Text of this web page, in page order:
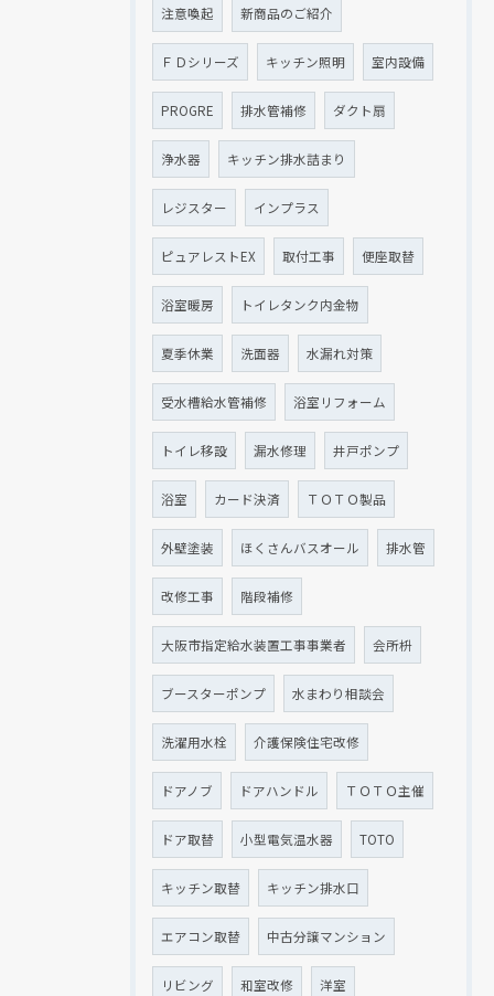
注意喚起 新商品のご紹介
ＦＤシリーズ キッチン照明 室内設備
PROGRE 排水管補修 ダクト扇
浄水器 キッチン排水詰まり
レジスター インプラス
ピュアレストEX 取付工事 便座取替
浴室暖房 トイレタンク内金物
夏季休業 洗面器 水漏れ対策
受水槽給水管補修 浴室リフォーム
トイレ移設 漏水修理 井戸ポンプ
浴室 カード決済 ＴＯＴＯ製品
外壁塗装 ほくさんバスオール 排水管
改修工事 階段補修
大阪市指定給水装置工事事業者 会所枡
ブースターポンプ 水まわり相談会
洗濯用水栓 介護保険住宅改修
ドアノブ ドアハンドル ＴＯＴＯ主催
ドア取替 小型電気温水器 TOTO
キッチン取替 キッチン排水口
エアコン取替 中古分譲マンション
リビング 和室改修 洋室